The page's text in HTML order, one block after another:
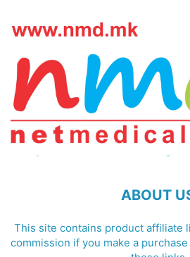
ABOUT
This site contains product affiliate
commission if you make a